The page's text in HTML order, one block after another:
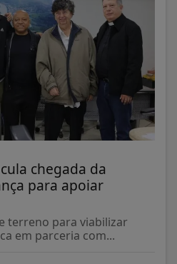
chegada da
para apoiar
terreno para viabilizar
em parceria com...